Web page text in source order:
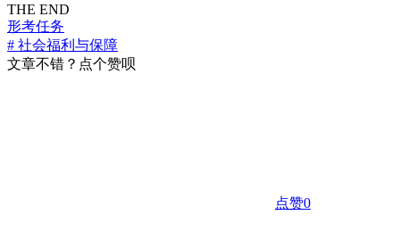
THE END
形考任务
# 社会福利与保障
文章不错？点个赞呗
点赞0